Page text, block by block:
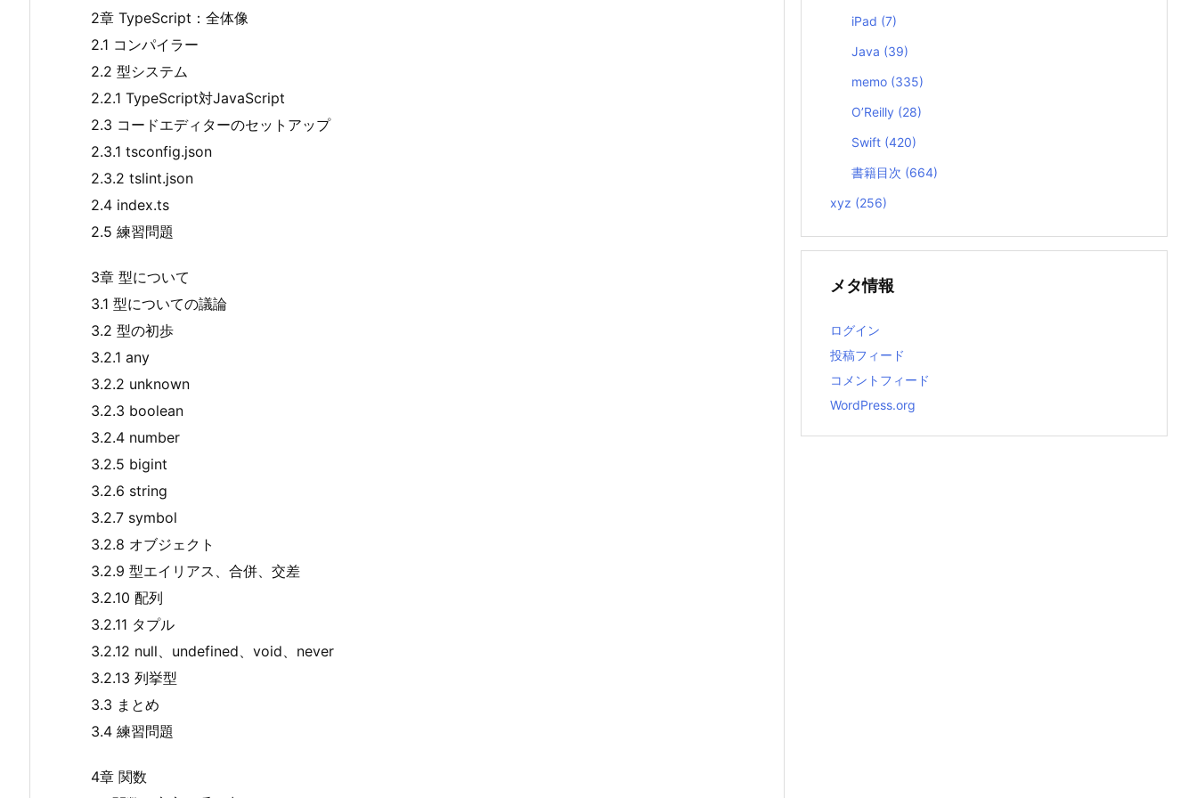
2章 TypeScript：全体像
2.1 コンパイラー
2.2 型システム
2.2.1 TypeScript対JavaScript
2.3 コードエディターのセットアップ
2.3.1 tsconfig.json
2.3.2 tslint.json
2.4 index.ts
2.5 練習問題
3章 型について
3.1 型についての議論
3.2 型の初歩
3.2.1 any
3.2.2 unknown
3.2.3 boolean
3.2.4 number
3.2.5 bigint
3.2.6 string
3.2.7 symbol
3.2.8 オブジェクト
3.2.9 型エイリアス、合併、交差
3.2.10 配列
3.2.11 タプル
3.2.12 null、undefined、void、never
3.2.13 列挙型
3.3 まとめ
3.4 練習問題
4章 関数
iPad (7)
Java (39)
memo (335)
O’Reilly (28)
Swift (420)
書籍目次 (664)
xyz (256)
メタ情報
ログイン
投稿フィード
コメントフィード
WordPress.org